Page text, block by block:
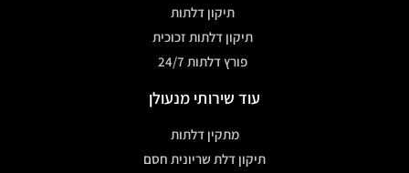
תיקון דלתות
תיקון דלתות זכוכית
פורץ דלתות 24/7
עוד שירותי מנעולן
מתקין דלתות
תיקון דלת שריונית חסם